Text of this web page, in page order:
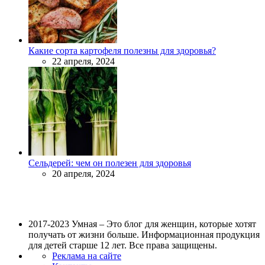
Какие сорта картофеля полезны для здоровья?
22 апреля, 2024
Сельдерей: чем он полезен для здоровья
20 апреля, 2024
2017-2023 Умная – Это блог для женщин, которые хотят
получать от жизни больше. Информационная продукция
для детей старше 12 лет. Все права защищены.
Реклама на сайте